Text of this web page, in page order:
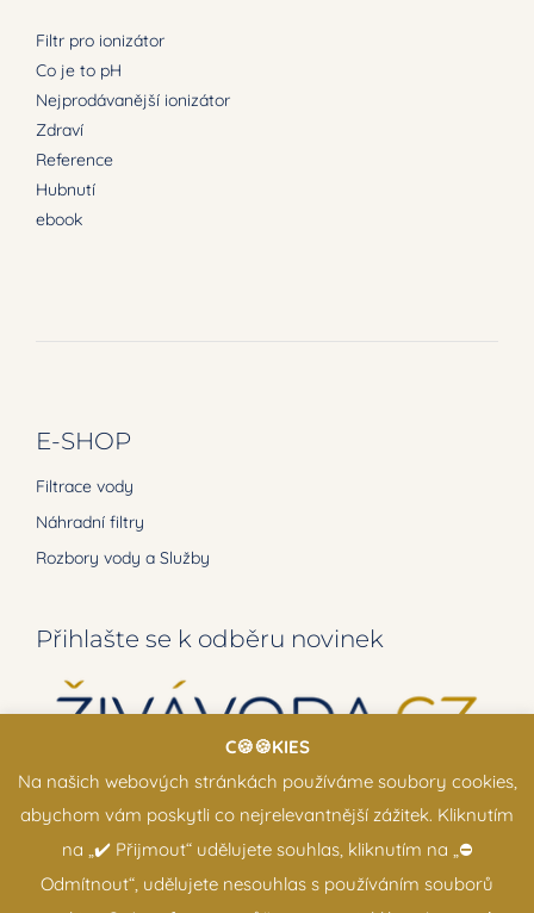
E-SHOP
Filtrace vody
Náhradní filtry
Rozbory vody a Služby
Filtr pro ionizátor
Co je to pH
Nejprodávanější ionizátor
Zdraví
Reference
Hubnutí
ebook
Přihlašte se k odběru novinek
C🍪🍪KIES
Na našich webových stránkách používáme soubory cookies,
abychom vám poskytli co nejrelevantnější zážitek. Kliknutím
na „✔️ Přijmout“ udělujete souhlas, kliknutím na „⛔️
Odmítnout“, udělujete nesouhlas s používáním souborů